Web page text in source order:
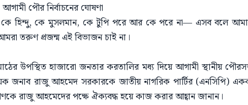
পৌর নির্বাচনের ঘোষণা
কে হিন্দু, কে মুসলমান, কে টুপি পরে আর কে পরে না— এসব বলে
তরুণ প্রজন্ম এই বিভাজন চাই না।
উপস্থিত হাজারো জনতার করতালির মধ্য দিয়ে আগামী স্থানীয়
জনাব রাজু আহমেদ সরকারকে জাতীয় নাগরিক পার্টির (এনসিপি)
রাজু আহমেদের পক্ষে ঐক্যবদ্ধ হয়ে কাজ করার আহ্বান জানান।